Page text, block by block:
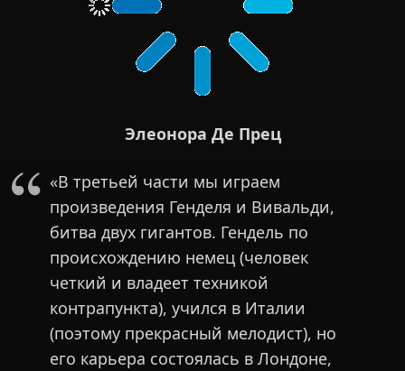
Элеонора Де Прец
«В третьей части мы играем
произведения Генделя и Вивальди,
битва двух гигантов. Гендель по
происхождению немец (человек
четкий и владеет техникой
контрапункта), учился в Италии
(поэтому прекрасный мелодист), но
его карьера состоялась в Лондоне,